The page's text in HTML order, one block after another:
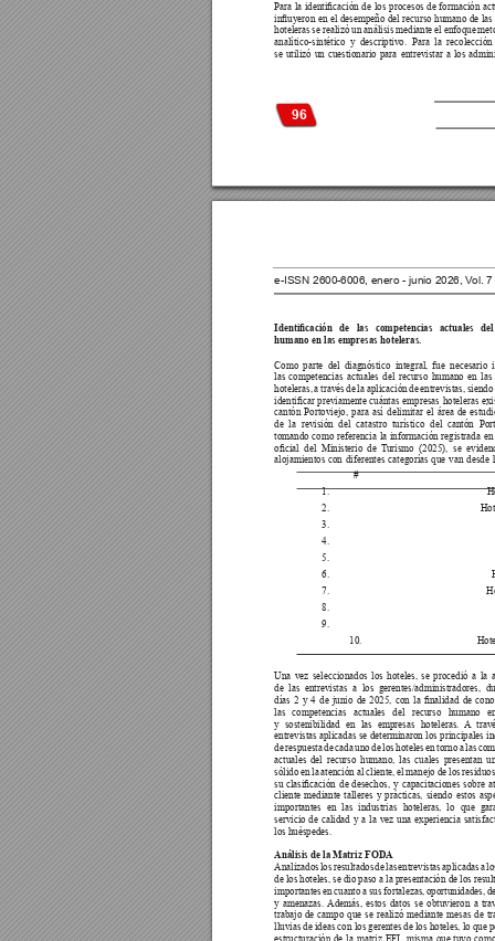
96
Para la identicación de los procesos de formación
inuyeron en el desempeño del recurso humano de las
hoteleras se realizó un análisis mediante el enfoque
analítico-sintético y descriptivo. Para la
se utilizó un cuestionario para entrevistar a los
e-ISSN 2600-6006, enero - junio 2026, Vol. 7
Identicación de las competencias actuales
humano en las empresas hoteleras.
Como parte del diagnóstico integral, fue necesario
las competencias actuales del recurso humano en
hoteleras, a través de la aplicación de entrevistas,
identicar previamente cuántas empresas hoteleras
cantón Portoviejo, para así delimitar el área de
de la revisión del catastro turístico del cantón
tomando como referencia la información registrada
ocial del Ministerio de Turismo (2025), se
alojamientos con diferentes categorías que van desde
#
1.
2.
3.
4.
5.
6.
7.
8.
9.
10.
Una vez seleccionados los hoteles, se procedió a la
de las entrevistas a los gerentes/administradores,
días 2 y 4 de junio de 2025, con la nalidad de
las competencias actuales del recurso humano
y sostenibilidad en las empresas hoteleras. A
entrevistas aplicadas se determinaron los principales
de respuesta de cada uno de los hoteles en torno a las
actuales del recurso humano, las cuales presentan
sólido en la atención al cliente, el manejo de los
su clasicación de desechos, y capacitaciones sobre
cliente mediante talleres y prácticas, siendo estos
importantes en las industrias hoteleras, lo que
servicio de calidad y a la vez una experiencia
los huéspedes.
Análisis de la Matriz FODA
Analizados los resultados de las entrevistas aplicadas a
de los hoteles, se dio paso a la presentación de los
importantes en cuanto a sus fortalezas, oportunidades,
y amenazas. Además, estos datos se obtuvieron a
trabajo de campo que se realizó mediante mesas de
lluvias de ideas con los gerentes de los hoteles, lo que